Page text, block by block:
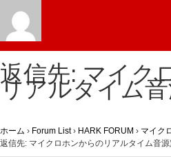
返信先: マイク
リアルタイム
ホーム › Forum List › HARK FORUM › マイク
返信先: マイクロホンからのリアルタイム音源